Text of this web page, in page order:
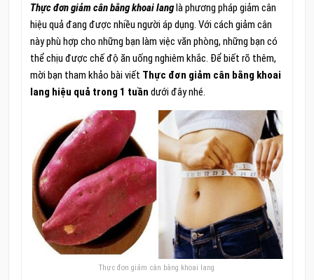
Thực đơn giảm cân bằng khoai langlà phương pháp giảm cân
hiệu quả đang được nhiều người áp dụng. Với cách giảm cân
này phù hợp cho những bạn làm việc văn phòng, những bạn có
thể chịu được chế độ ăn uống nghiêm khắc. Để biết rõ thêm,
mời bạn tham khảo bài viết Thực đơn giảm cân bằng khoai
lang hiệu quả trong 1 tuần dưới đây nhé.
Thực đơn giảm cân bằng khoai lang